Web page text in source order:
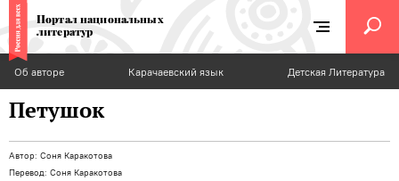
Портал национальных
литератур
Об авторе Карачаевский язык Детская Литература
Петушок
Автор: Соня Каракотова
Перевод: Соня Каракотова